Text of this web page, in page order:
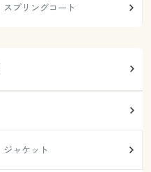
スプリングコート
ジャケット